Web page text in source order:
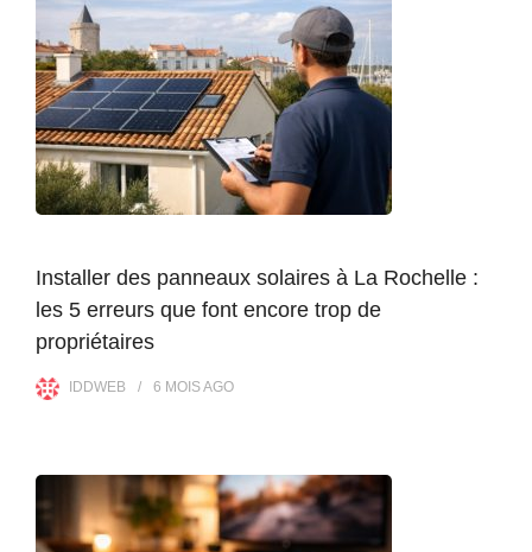
Installer des panneaux solaires à La Rochelle :
les 5 erreurs que font encore trop de
propriétaires
IDDWEB 6 MOISAGO